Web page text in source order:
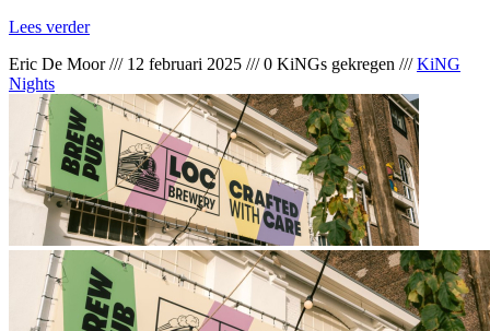
Lees verder
Eric De Moor/// 12 februari 2025 ///0 KiNGs gekregen ///KiNG
Nights